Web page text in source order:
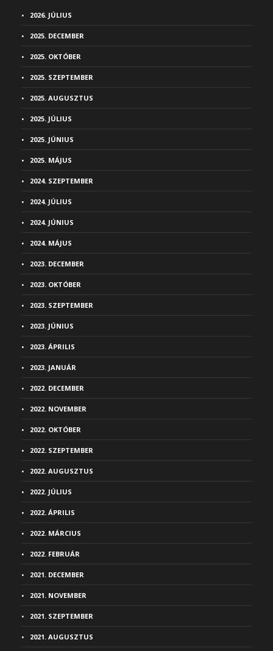
2026. JÚLIUS
2025. DECEMBER
2025. OKTÓBER
2025. SZEPTEMBER
2025. AUGUSZTUS
2025. JÚLIUS
2025. JÚNIUS
2025. MÁJUS
2024. SZEPTEMBER
2024. JÚLIUS
2024. JÚNIUS
2024. MÁJUS
2023. DECEMBER
2023. OKTÓBER
2023. SZEPTEMBER
2023. JÚNIUS
2023. ÁPRILIS
2023. JANUÁR
2022. DECEMBER
2022. NOVEMBER
2022. OKTÓBER
2022. SZEPTEMBER
2022. AUGUSZTUS
2022. JÚLIUS
2022. ÁPRILIS
2022. MÁRCIUS
2022. FEBRUÁR
2021. DECEMBER
2021. NOVEMBER
2021. SZEPTEMBER
2021. AUGUSZTUS